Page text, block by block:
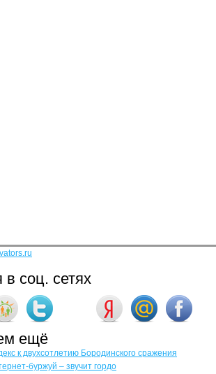
в соц. сетях
ещё
к двухсотлетию Бородинского сражения
буржуй – звучит гордо